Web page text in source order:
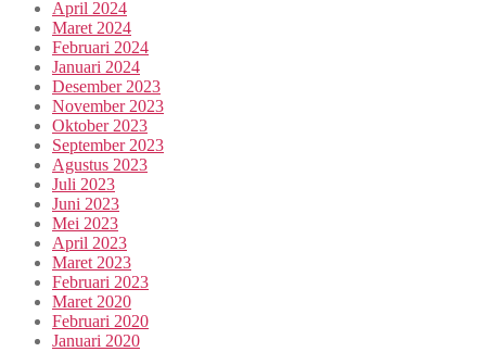
April 2024
Maret 2024
Februari 2024
Januari 2024
Desember 2023
November 2023
Oktober 2023
September 2023
Agustus 2023
Juli 2023
Juni 2023
Mei 2023
April 2023
Maret 2023
Februari 2023
Maret 2020
Februari 2020
Januari 2020